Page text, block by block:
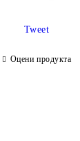
Tweet
Оцени продукта